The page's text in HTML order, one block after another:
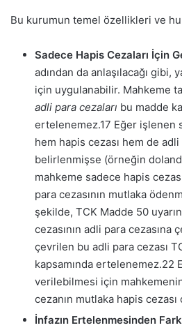
Bu kurumun temel özellikleri ve
Sadece Hapis Cezaları İçin
adından da anlaşılacağı gibi,
için uygulanabilir. Mahkeme
adli para cezaları bu madde
ertelenemez.17 Eğer işlenen
hem hapis cezası hem de
belirlenmişse (örneğin
mahkeme sadece hapis
para cezasının mutlaka
şekilde, TCK Madde 50
cezasının adli para
çevrilen bu adli para cezası
kapsamında ertelenemez.22
verilebilmesi için
cezanın mutlaka hapis cezası
İnfazın Ertelenmesinden